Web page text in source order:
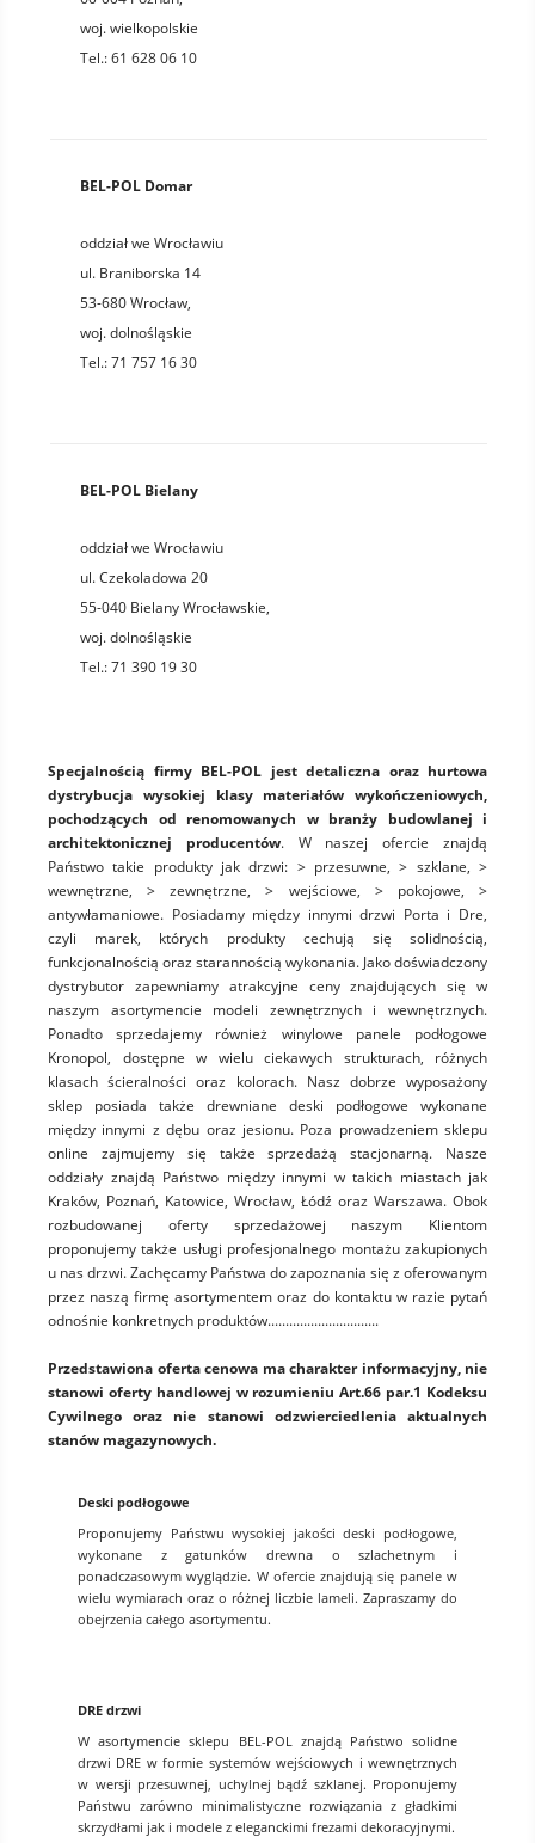
woj.wielkopolskie
Tel.:61 628 06 10
BEL-POL Domar
oddział we Wrocławiu
ul. Braniborska 14
53-680Wrocław,
woj.dolnośląskie
Tel.:71 757 16 30
BEL-POL Bielany
oddział we Wrocławiu
ul. Czekoladowa 20
55-040 Bielany Wrocławskie,
woj.dolnośląskie
Tel.:71 390 19 30
Specjalnością firmy BEL-POL jest detaliczna oraz hurtowa
dystrybucja wysokiej klasy materiałów wykończeniowych,
pochodzących od renomowanych w branży budowlanej i
architektonicznej producentów. W naszej ofercie znajdą
Państwo takie produkty jak drzwi: > przesuwne, > szklane, >
wewnętrzne, > zewnętrzne, > wejściowe, > pokojowe, >
antywłamaniowe. Posiadamy między innymi drzwi Porta i Dre,
czyli marek, których produkty cechują się solidnością,
funkcjonalnością oraz starannością wykonania. Jako doświadczony
dystrybutor zapewniamy atrakcyjne ceny znajdujących się w
naszym asortymencie modeli zewnętrznych i wewnętrznych.
Ponadto sprzedajemy również winylowe panele podłogowe
Kronopol, dostępne w wielu ciekawych strukturach, różnych
klasach ścieralności oraz kolorach. Nasz dobrze wyposażony
sklep posiada także drewniane deski podłogowe wykonane
między innymi z dębu oraz jesionu. Poza prowadzeniem sklepu
online zajmujemy się także sprzedażą stacjonarną. Nasze
oddziały znajdą Państwo między innymi w takich miastach jak
Kraków, Poznań, Katowice, Wrocław, Łódź oraz Warszawa. Obok
rozbudowanej oferty sprzedażowej naszym Klientom
proponujemy także usługi profesjonalnego montażu zakupionych
u nas drzwi. Zachęcamy Państwa do zapoznania się z oferowanym
przez naszą firmę asortymentem oraz do kontaktu w razie pytań
odnośnie konkretnych produktów...............................
Przedstawiona oferta cenowa ma charakter informacyjny, nie
stanowi oferty handlowej w rozumieniu Art.66 par.1 Kodeksu
Cywilnego oraz nie stanowi odzwierciedlenia aktualnych
stanów magazynowych.
Deski podłogowe
Proponujemy Państwu wysokiej jakości deski podłogowe,
wykonane z gatunków drewna o szlachetnym i
ponadczasowym wyglądzie. W ofercie znajdują się panele w
wielu wymiarach oraz o różnej liczbie lameli. Zapraszamy do
obejrzenia całego asortymentu.
DRE drzwi
W asortymencie sklepu BEL-POL znajdą Państwo solidne
drzwi DRE w formie systemów wejściowych i wewnętrznych
w wersji przesuwnej, uchylnej bądź szklanej. Proponujemy
Państwu zarówno minimalistyczne rozwiązania z gładkimi
skrzydłami jak i modele z eleganckimi frezami dekoracyjnymi.